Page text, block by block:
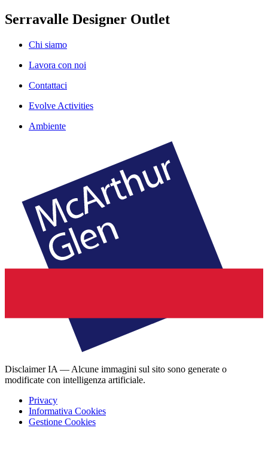
Serravalle Designer Outlet
Chi siamo
Lavora con noi
Contattaci
Evolve Activities
Ambiente
Disclaimer IA — Alcune immagini sul sito sono generate o
modificate con intelligenza artificiale.
Privacy
Informativa Cookies
Gestione Cookies